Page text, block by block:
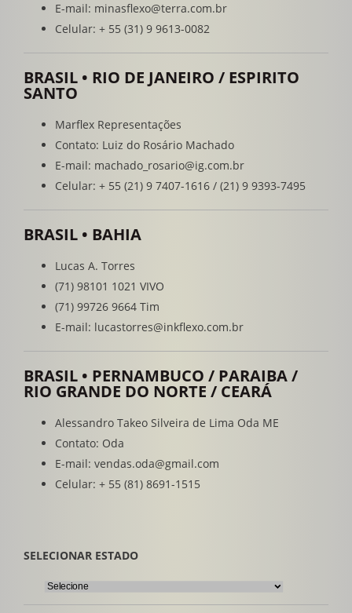
E-mail: minasflexo@terra.com.br
Celular: + 55 (31) 9 9613-0082
BRASIL • RIO DE JANEIRO / ESPIRITO
SANTO
Marflex Representações
Contato: Luiz do Rosário Machado
E-mail: machado_rosario@ig.com.br
Celular: + 55 (21) 9 7407-1616 / (21) 9 9393-7495
BRASIL • BAHIA
Lucas A. Torres
(71) 98101 1021 VIVO
(71) 99726 9664 Tim
E-mail: lucastorres@inkflexo.com.br
BRASIL • PERNAMBUCO / PARAIBA /
RIO GRANDE DO NORTE / CEARÁ
Alessandro Takeo Silveira de Lima Oda ME
Contato: Oda
E-mail: vendas.oda@gmail.com
Celular: + 55 (81) 8691-1515
SELECIONAR ESTADO